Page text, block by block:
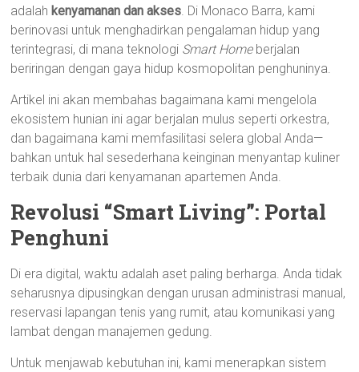
adalah kenyamanan dan akses. Di Monaco Barra, kami
berinovasi untuk menghadirkan pengalaman hidup yang
terintegrasi, di mana teknologi Smart Homeberjalan
beriringan dengan gaya hidup kosmopolitan penghuninya.
Artikel ini akan membahas bagaimana kami mengelola
ekosistem hunian ini agar berjalan mulus seperti orkestra,
dan bagaimana kami memfasilitasi selera global Anda—
bahkan untuk hal sesederhana keinginan menyantap kuliner
terbaik dunia dari kenyamanan apartemen Anda.
Revolusi “Smart Living”: Portal
Penghuni
Di era digital, waktu adalah aset paling berharga. Anda tidak
seharusnya dipusingkan dengan urusan administrasi manual,
reservasi lapangan tenis yang rumit, atau komunikasi yang
lambat dengan manajemen gedung.
Untuk menjawab kebutuhan ini, kami menerapkan sistem